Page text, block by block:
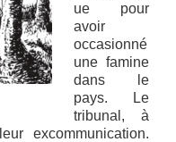
ue pour
avoir
occasionné
une famine
dans le
pays. Le
tribunal, à
excommunication.